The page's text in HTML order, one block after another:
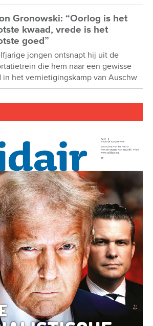
Gronowski: “Oorlog is het
kwaad, vrede is het
goed”
jongen ontsnapt hij uit de
die hem naar een gewisse
in het vernietigingskamp van Auschw